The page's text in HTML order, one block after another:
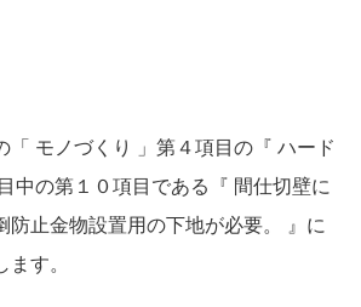
「 モノづくり 」第４項目の『 ハード
中の第１０項目である『 間仕切壁に
防止金物設置用の下地が必要。 』に
す。